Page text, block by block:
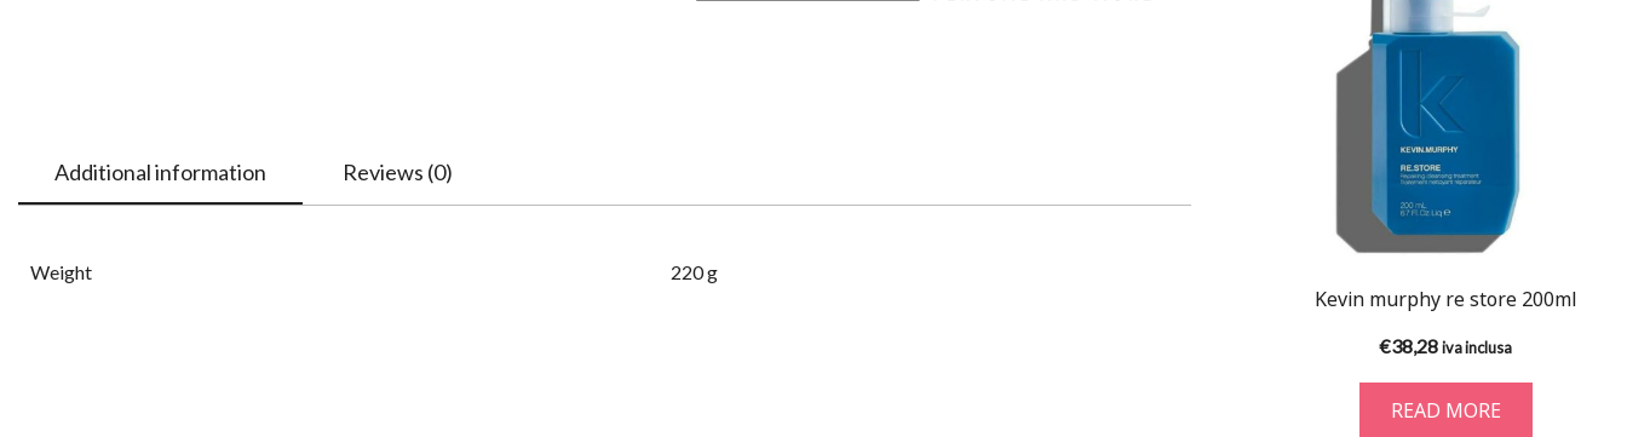
Additional information Reviews (0)
Weight 220 g
Kevin murphy re store 200ml
€38,28iva inclusa
READ MORE